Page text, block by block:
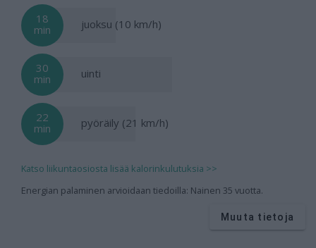
18
min
juoksu (10 km/h)
30
min
uinti
22
min
pyöräily (21 km/h)
Katso liikuntaosiosta lisää kalorinkulutuksia >>
Energian palaminen arvioidaan tiedoilla: Nainen 35 vuotta.
Muuta tietoja